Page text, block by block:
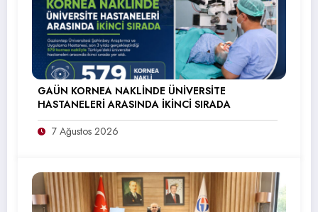
GAÜN KORNEA NAKLİNDE ÜNİVERSİTE
HASTANELERİ ARASINDA İKİNCİ SIRADA
7 Ağustos 2026